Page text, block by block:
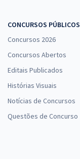
CONCURSOS PÚBLICOS
Concursos 2026
Concursos Abertos
Editais Publicados
Histórias Visuais
Notícias de Concursos
Questões de Concurso